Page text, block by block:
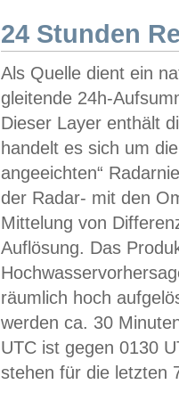
24 Stunden
Als Quelle dient ein
gleitende 24h-
Dieser Layer enthält
handelt es sich um
angeeichten“
der Radar- mit den
Mittelung von
Auflösung. Das
räumlich hoch
werden ca. 30
UTC ist gegen 0130
stehen für die letzten